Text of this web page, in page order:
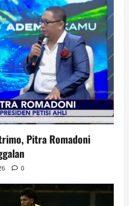
Pitra Romadoni
0